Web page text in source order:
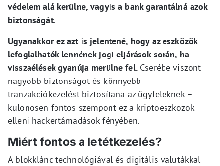
védelem alá kerülne, vagyis a bank garantálná azok
biztonságát.
Ugyanakkor ez azt is jelentené, hogy az eszközök
lefoglalhatók lennének jogi eljárások során, ha
visszaélések gyanúja merülne fel.Cserébe viszont
nagyobb biztonságot és könnyebb
tranzakciókezelést biztosítana az ügyfeleknek –
különösen fontos szempont ez a kriptoeszközök
elleni hackertámadások fényében.
Miért fontos a letétkezelés?
A blokklánc-technológiával és digitális valutákkal